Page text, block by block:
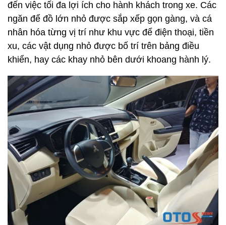
đến việc tối đa lợi ích cho hành khách trong xe. Các
ngăn để đồ lớn nhỏ được sắp xếp gọn gàng, và cá
nhân hóa từng vị trí như khu vực để điện thoại, tiền
xu, các vật dụng nhỏ được bố trí trên bảng điều
khiển, hay các khay nhỏ bên dưới khoang hành lý.